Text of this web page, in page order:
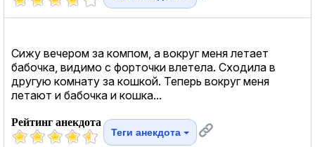
Сижу вечером за компом, а вокруг меня летает
бабочка, видимо с форточки влетела. Сходила в
другую комнату за кошкой. Теперь вокруг меня
летают и бабочка и кошка...
Рейтинг анекдота
Теги анекдота